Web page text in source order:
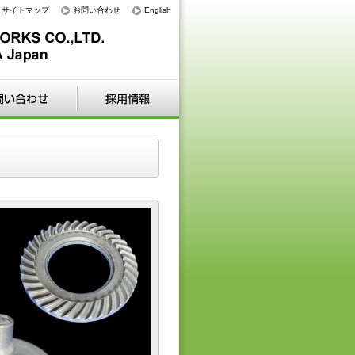
サイトマップ お問い合わせ English